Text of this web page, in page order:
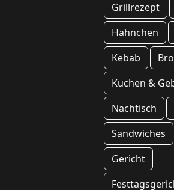
Grillrezept
Hähnchen
Kebab
Kuchen &
Nachtisch
Sandwiches
Gericht